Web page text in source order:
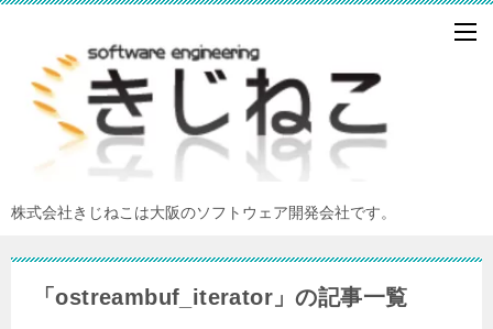
株式会社きじねこは大阪のソフトウェア開発会社です。
「ostreambuf_iterator」の記事一覧